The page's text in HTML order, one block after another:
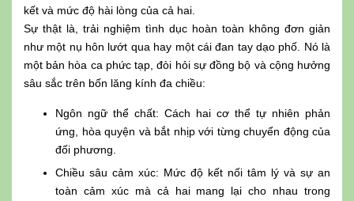
kết và mức độ hài lòng của cả hai.
Sự thật là, trải nghiệm tình dục hoàn toàn không đơn giản
như một nụ hôn lướt qua hay một cái đan tay dạo phố. Nó là
một bản hòa ca phức tạp, đòi hỏi sự đồng bộ và cộng hưởng
sâu sắc trên bốn lăng kính đa chiều:
Ngôn ngữ thể chất: Cách hai cơ thể tự nhiên phản
ứng, hòa quyện và bắt nhịp với từng chuyển động của
đối phương.
Chiều sâu cảm xúc: Mức độ kết nối tâm lý và sự an
toàn cảm xúc mà cả hai mang lại cho nhau trong